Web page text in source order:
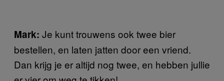
Mark: Je kunt trouwens ook twee bier
bestellen, en laten jatten door een vriend.
Dan krijg je er altijd nog twee, en hebben jullie